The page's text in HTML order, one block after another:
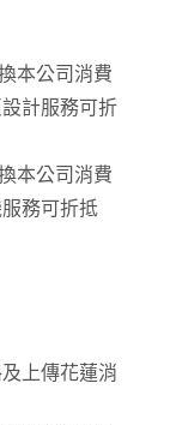
本公司消費
計服務可折
本公司消費
務可折抵
上傳花蓮消